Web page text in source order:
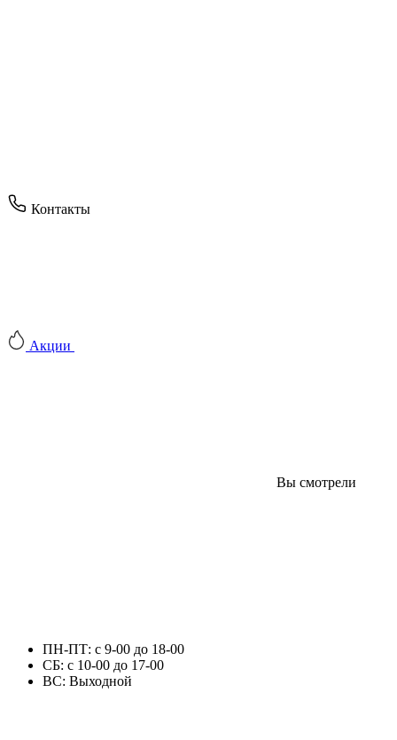
Контакты
Акции
Вы смотрели
ПН-ПТ: с 9-00 до 18-00
СБ: с 10-00 до 17-00
ВС: Выходной